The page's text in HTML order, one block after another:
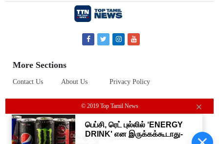
More Sections
Contact Us About Us Privacy Policy
© 2019 Top Tamil News
“திமுகவுடன் கூட்டணி வைக்க